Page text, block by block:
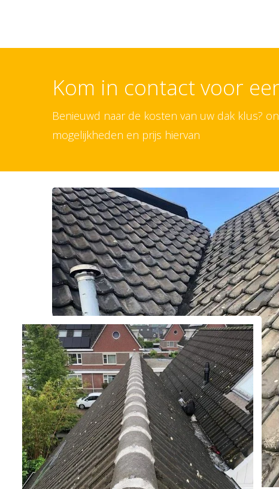
Kom in contact voor
Benieuwd naar de kosten van uw dak klus?
mogelijkheden en prijs hiervan